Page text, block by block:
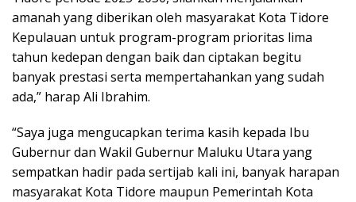
amanah yang diberikan oleh masyarakat Kota Tidore
Kepulauan untuk program-program prioritas lima
tahun kedepan dengan baik dan ciptakan begitu
banyak prestasi serta mempertahankan yang sudah
ada,” harap Ali Ibrahim.
“Saya juga mengucapkan terima kasih kepada Ibu
Gubernur dan Wakil Gubernur Maluku Utara yang
sempatkan hadir pada sertijab kali ini, banyak harapan
masyarakat Kota Tidore maupun Pemerintah Kota